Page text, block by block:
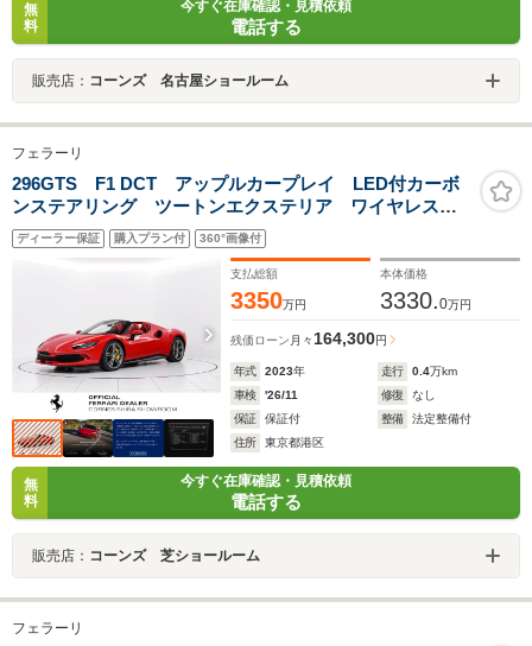
無
料
今すぐ在庫確認・見積依頼
電話する
販売店： コーンズ 名古屋ショールーム
フェラーリ
296GTS F1 DCT アップルカープレイ LED付カーボ
ンステアリング ツートンエクステリア ワイヤレスチ
ャージャー サスペンションリフター フロアカーペッ
ト刺繍
ディーラー保証 購入プラン付 360°画像付
支払総額
3350万円
本体価格
3330.0万円
残価ローン 月々 164,300円
年式 2023年 走行 0.4万km
車検
'26/11 修復
なし
保証
保証付 整備
法定整備付
住所
東京都港区
無
料
今すぐ在庫確認・見積依頼
電話する
販売店： コーンズ 芝ショールーム
フェラーリ